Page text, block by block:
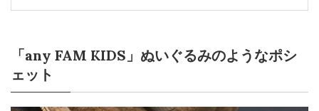
「any FAM KIDS」ぬいぐるみのようなポシ
ェット